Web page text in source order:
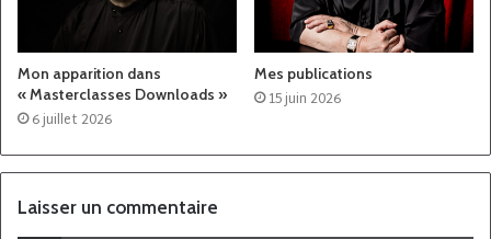
Mon apparition dans
« Masterclasses Downloads »
6 juillet 2026
Mes publications
15 juin 2026
Laisser un commentaire